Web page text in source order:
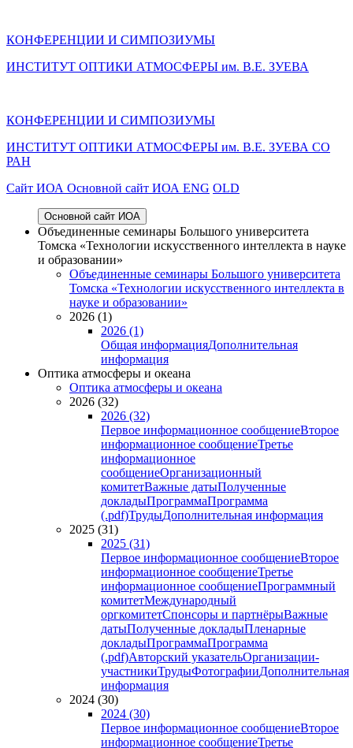
КОНФЕРЕНЦИИ И СИМПОЗИУМЫ
ИНСТИТУТ ОПТИКИ АТМОСФЕРЫ им. В.Е. ЗУЕВА
КОНФЕРЕНЦИИ И СИМПОЗИУМЫ
ИНСТИТУТ ОПТИКИ АТМОСФЕРЫ им. В.Е. ЗУЕВА СО
РАН
Cайт ИОА Основной сайт ИОА ENG OLD
Основной сайт ИОА
Объединенные семинары Большого университета
Томска «Технологии искусственного интеллекта в науке
и образовании»
Объединенные семинары Большого университета
Томска «Технологии искусственного интеллекта в
науке и образовании»
2026 (1)
2026 (1)
Общая информацияДополнительная
информация
Оптика атмосферы и океана
Оптика атмосферы и океана
2026 (32)
2026 (32)
Первое информационное сообщениеВторое
информационное сообщениеТретье
информационное
сообщениеОрганизационный
комитетВажные датыПолученные
докладыПрограммаПрограмма
(.pdf)ТрудыДополнительная информация
2025 (31)
2025 (31)
Первое информационное сообщениеВторое
информационное сообщениеТретье
информационное сообщениеПрограммный
комитетМеждународный
оргкомитетСпонсоры и партнёрыВажные
датыПолученные докладыПленарные
докладыПрограммаПрограмма
(.pdf)Авторский указательОрганизации-
участникиТрудыФотографииДополнительная
информация
2024 (30)
2024 (30)
Первое информационное сообщениеВторое
информационное сообщениеТретье